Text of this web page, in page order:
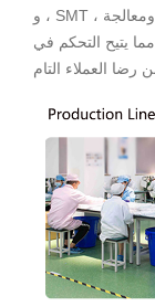
، و SMT ، وطباعة الشاشة الحريرية ، ورذاذ الطلاء ، ومعالجة
مما يتيح التحكم في